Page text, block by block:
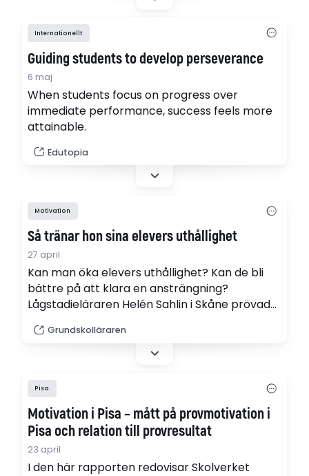
Internationellt
Guiding students to develop perseverance
6 maj
When students focus on progress over
immediate performance, success feels more
attainable.
Edutopia
Motivation
Så tränar hon sina elevers uthållighet
27 april
Kan man öka elevers uthållighet? Kan de bli
bättre på att klara en ansträngning?
Lågstadieläraren Helén Sahlin i Skåne prövade
uppsats om det. – Barn klarar att träna upp
Grundskolläraren
Pisa
Motivation i Pisa – mått på provmotivation i
Pisa och relation till provresultat
23 april
I den här rapporten redovisar Skolverket